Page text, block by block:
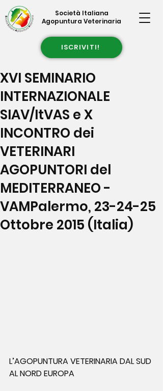
Società Italiana
Agopuntura Veterinaria
ISCRIVITI!
XVI SEMINARIO
INTERNAZIONALE
SIAV/ItVAS e X
INCONTRO dei
VETERINARI
AGOPUNTORI del
MEDITERRANEO -
VAMPalermo, 23-24-25
Ottobre 2015 (Italia)
L’AGOPUNTURA VETERINARIA DAL SUD
AL NORD EUROPA